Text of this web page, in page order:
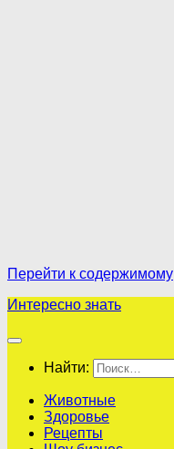
Перейти к содержимому
Интересно знать
Найти:
Животные
Здоровье
Рецепты